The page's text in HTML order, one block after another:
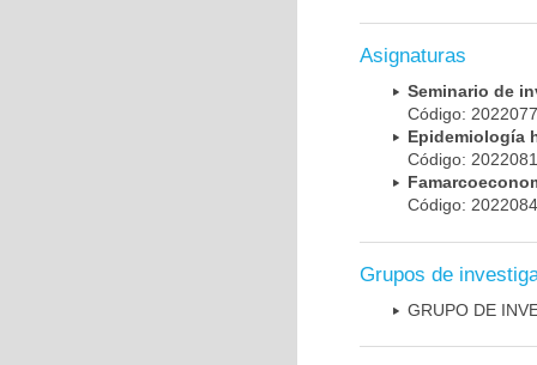
Asignaturas
Seminario de
Código:
Epidemiología
Código:
Código:
Grupos de
GRUPO DE